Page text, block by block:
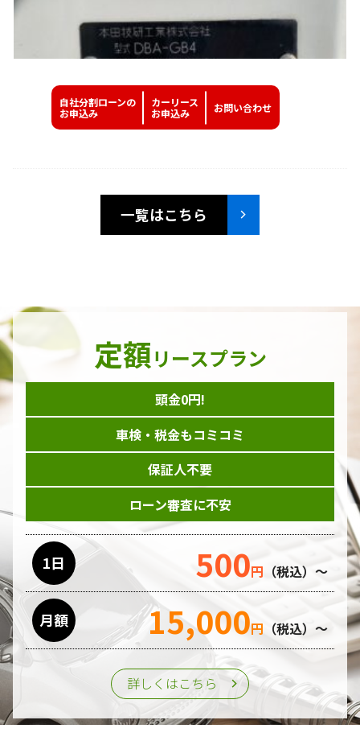
自社分割ローンの
お申込み
カーリース
お申込み
お問い合わせ
一覧はこちら
定額リースプラン
頭金0円!
車検・税金もコミコミ
保証人不要
ローン審査に不安
1日 500円 （税込）～
月額 15,000円 （税込）～
詳しくはこちら